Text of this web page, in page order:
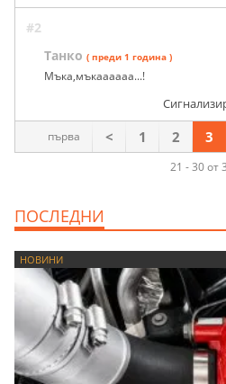
#2
Танко ( преди 1 година )
Мъка,мъкаааааа...!
21 - 30 от
първа < 1 2 3
ПОСЛЕДНИ
НОВИНИ